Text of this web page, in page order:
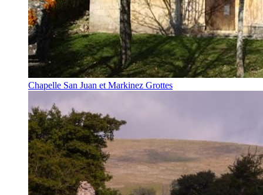
Chapelle San Juan et Markinez Grottes